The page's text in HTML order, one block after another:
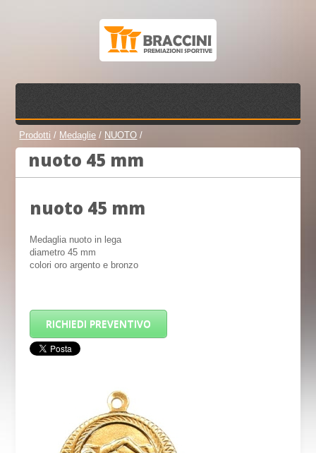
Prodotti / Medaglie / NUOTO /
nuoto 45 mm
nuoto 45 mm
Medaglia nuoto in lega
diametro 45 mm
colori oro argento e bronzo
RICHIEDI PREVENTIVO